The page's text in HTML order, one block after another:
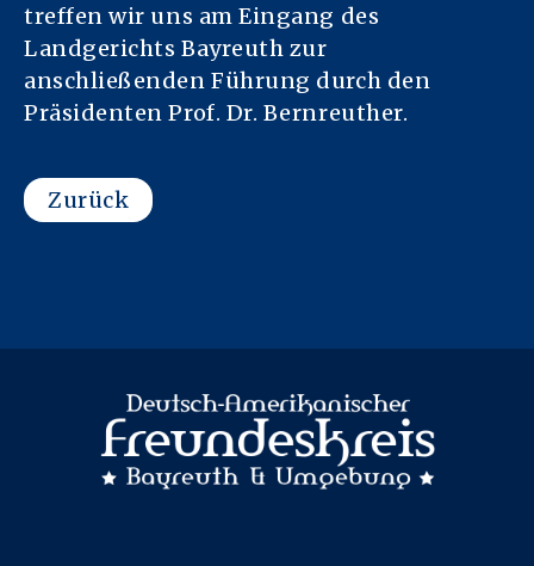
treffen wir uns am Eingang des
Landgerichts Bayreuth zur
anschließenden Führung durch den
Präsidenten Prof. Dr. Bernreuther.
Zurück